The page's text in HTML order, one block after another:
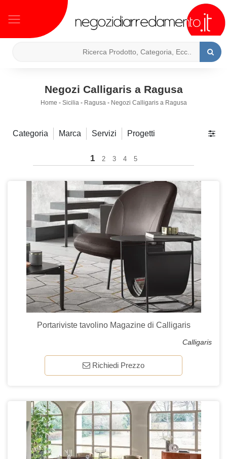
Negozi Calligaris a Ragusa
Home - Sicilia- Ragusa- Negozi Calligaris a Ragusa
Categoria Marca Servizi Progetti
1 2 3 4 5
Portariviste tavolino Magazine di Calligaris
Calligaris
Richiedi Prezzo